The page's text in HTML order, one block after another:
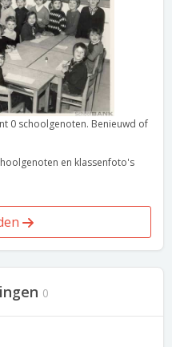
0 schoolgenoten. Benieuwd of
en klassenfoto's
0